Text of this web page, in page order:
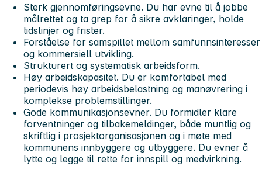
Sterk gjennomføringsevne. Du har evne til å jobbe
målrettet og ta grep for å sikre avklaringer, holde
tidslinjer og frister.
Forståelse for samspillet mellom samfunnsinteresser
og kommersiell utvikling.
Strukturert og systematisk arbeidsform.
Høy arbeidskapasitet. Du er komfortabel med
periodevis høy arbeidsbelastning og manøvrering i
komplekse problemstillinger.
Gode kommunikasjonsevner. Du formidler klare
forventninger og tilbakemeldinger, både muntlig og
skriftlig i prosjektorganisasjonen og i møte med
kommunens innbyggere og utbyggere. Du evner å
lytte og legge til rette for innspill og medvirkning.